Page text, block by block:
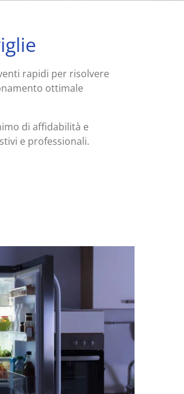
rapidi per risolvere
ottimale
di affidabilità e
e professionali.